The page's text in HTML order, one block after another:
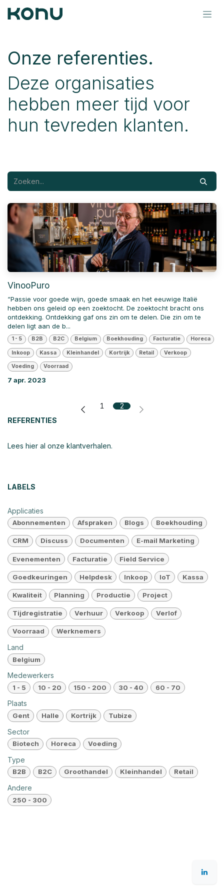
Onze referenties​.
Deze organisaties
hebben meer tijd voor
hun tevreden klanten.
VinooPuro
“Passie voor goede wijn, goede smaak en het eeuwige Italië
hebben ons geleid op een zoektocht. De zoektocht bracht ons
ontdekking. Ontdekking gaf ons zin om te delen. Die zin om te
delen ligt aan de b...
1 - 5 B2B B2C Belgium Boekhouding Facturatie Horeca
Inkoop Kassa Kleinhandel Kortrijk Retail Verkoop
Voeding Voorraad
7 apr. 2023
1
2
REFERENTIES
Lees hier al onze klantverhalen.
LABELS
Applicaties
Abonnementen Afspraken Blogs Boekhouding
CRM Discuss Documenten E-mail Marketing
Evenementen Facturatie Field Service
Goedkeuringen Helpdesk Inkoop IoT Kassa
Kwaliteit Planning Productie Project
Tijdregistratie Verhuur Verkoop Verlof
Voorraad Werknemers
Land
Belgium
Medewerkers
1 - 5 10 - 20 150 - 200 30 - 40 60 - 70
Plaats
Gent Halle Kortrijk Tubize
Sector
Biotech Horeca Voeding
Type
B2B B2C Groothandel Kleinhandel Retail
Andere
250 - 300